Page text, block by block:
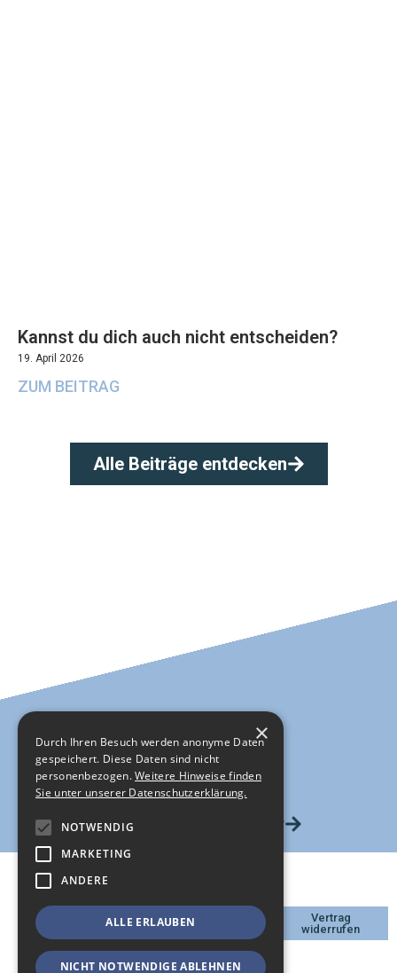
Kannst du dich auch nicht entscheiden?
19. April 2026
ZUM BEITRAG
Alle Beiträge entdecken
HIER GEHTS ZUM SHOP
IMPRESSUM
KONTAKT AGB
Vertrag
widerrufen
×
Durch Ihren Besuch werden anonyme Daten
gespeichert. Diese Daten sind nicht
personenbezogen.Weitere Hinweise finden
Sie unter unserer Datenschutzerklärung.
NOTWENDIG
MARKETING
ANDERE
ALLE ERLAUBEN
NICHT NOTWENDIGE ABLEHNEN